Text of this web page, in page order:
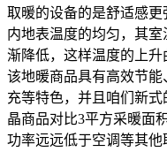
取暖的设备的是舒适感
内地表温度的均匀，其
渐降低，这样温度的上升
该地暖商品具有高效节
充等特色，并且咱们新
晶商品对比3平方采暖面
功率远远低于空调等其